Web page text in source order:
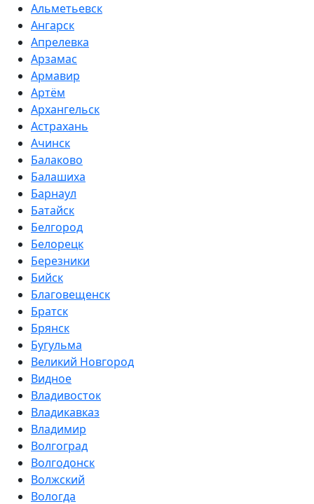
Альметьевск
Ангарск
Апрелевка
Арзамас
Армавир
Артём
Архангельск
Астрахань
Ачинск
Балаково
Балашиха
Барнаул
Батайск
Белгород
Белорецк
Березники
Бийск
Благовещенск
Братск
Брянск
Бугульма
Великий Новгород
Видное
Владивосток
Владикавказ
Владимир
Волгоград
Волгодонск
Волжский
Вологда